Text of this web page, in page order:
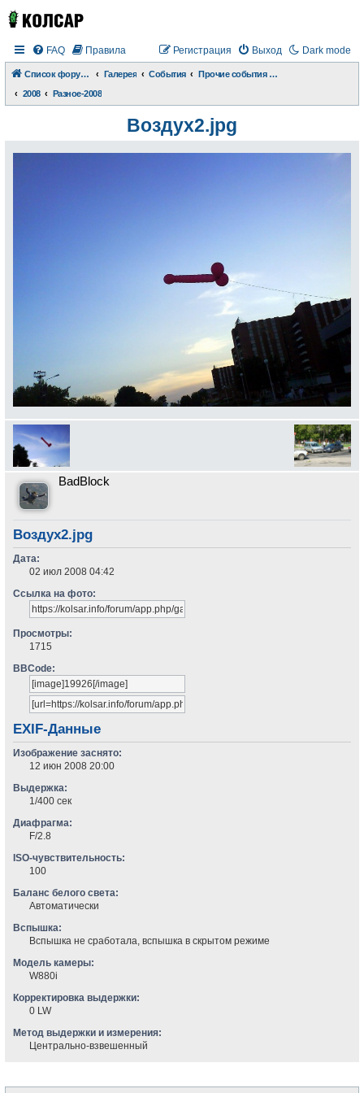
Dark mode
FAQ Правила Выход
Регистрация
Список форумов Галерея События
Прочие события и происшествия
2008
Разное-2008
Воздух2.jpg
BadBlock
Воздух2.jpg
Дата:
02 июл 2008 04:42
Ссылка на фото:
Просмотры:
1715
BBCode:
EXIF-Данные
Изображение заснято:
12 июн 2008 20:00
Выдержка:
1/400 сек
Диафрагма:
F/2.8
ISO-чувствительность:
100
Баланс белого света:
Автоматически
Вспышка:
Вспышка не сработала, вспышка в скрытом режиме
Модель камеры:
W880i
Корректировка выдержки:
0 LW
Метод выдержки и измерения:
Центрально-взвешенный